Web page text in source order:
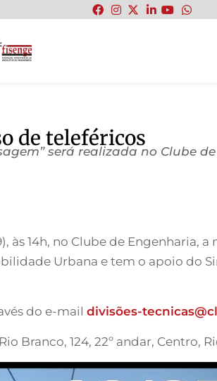
de teleféricos
será realizada no Clube
às 14h, no Clube de Engenharia,
Urbana e tem o apoio do
do e-mail divisões-
Branco, 124, 22º andar, Centro,